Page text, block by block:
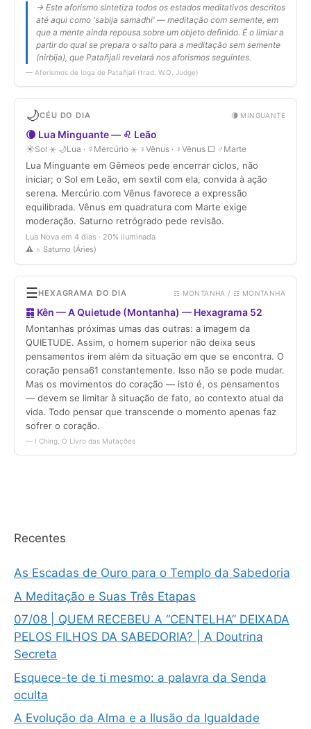
Recentes
As Escadas de Ouro para o Templo da Sabedoria
A Meditação e Suas Três Etapas
07/08 | QUEM RECEBEU A “CENTELHA” DEIXADA
PELOS FILHOS DA SABEDORIA? | A Doutrina
Secreta
Esquece-te de ti mesmo: a palavra da Senda
oculta
A Evolução da Alma e a Ilusão da Igualdade